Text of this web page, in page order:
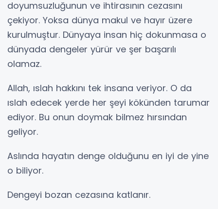
doyumsuzluğunun ve ihtirasının cezasını
çekiyor. Yoksa dünya makul ve hayır üzere
kurulmuştur. Dünyaya insan hiç dokunmasa o
dünyada dengeler yürür ve şer başarılı
olamaz.
Allah, ıslah hakkını tek insana veriyor. O da
ıslah edecek yerde her şeyi kökünden tarumar
ediyor. Bu onun doymak bilmez hırsından
geliyor.
Aslında hayatın denge olduğunu en iyi de yine
o biliyor.
Dengeyi bozan cezasına katlanır.